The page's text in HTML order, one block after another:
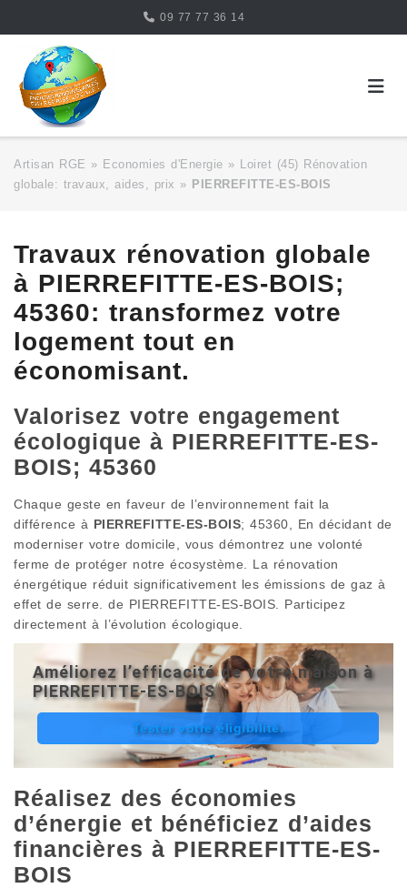
content
09 77 77 36 14
Artisan RGE » Economies d'Energie »
Loiret (45) Rénovation
globale: travaux, aides, prix » PIERREFITTE-ES-BOIS
Travaux rénovation globale
à PIERREFITTE-ES-BOIS;
45360: transformez votre
logement tout en
économisant.
Valorisez votre engagement
écologique à PIERREFITTE-ES-
BOIS; 45360
Chaque geste en faveur de l’environnement fait la
différence à PIERREFITTE-ES-BOIS; 45360, En décidant de
moderniser votre domicile, vous démontrez une volonté
ferme de protéger notre écosystème. La rénovation
énergétique réduit significativement les émissions de gaz à
effet de serre. de PIERREFITTE-ES-BOIS. Participez
directement à l’évolution écologique.
Améliorez l’efficacité de votre maison à
PIERREFITTE-ES-BOIS
Tester votre éligibilité.
Réalisez des économies
d’énergie et bénéficiez d’aides
financières à PIERREFITTE-ES-
BOIS